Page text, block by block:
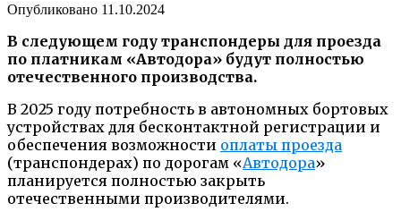
Опубликовано 11.10.2024
В следующем году транспондеры для проезда
по платникам «Автодора» будут полностью
отечественного производства.
В 2025 году потребность в автономных бортовых
устройствах для бесконтактной регистрации и
обеспечения возможности оплаты проезда
(транспондерах) по дорогам «Автодора»
планируется полностью закрыть
отечественными производителями.